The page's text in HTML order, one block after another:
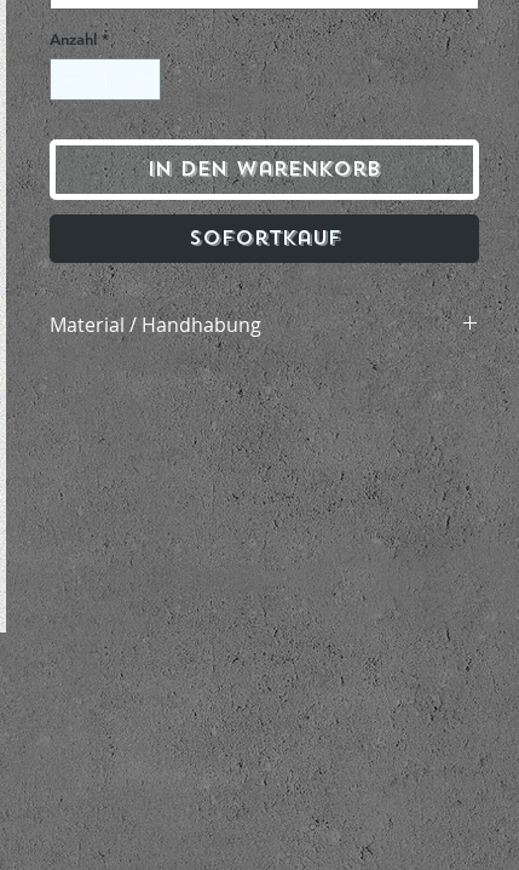
Anzahl *
In den Warenkorb
Sofortkauf
Material / Handhabung
66% Viskose 30% Polyethylen 4% Elasthan
auf links bei 30 Grad im Feinwaschgang waschen
nicht im Trockner trocknen